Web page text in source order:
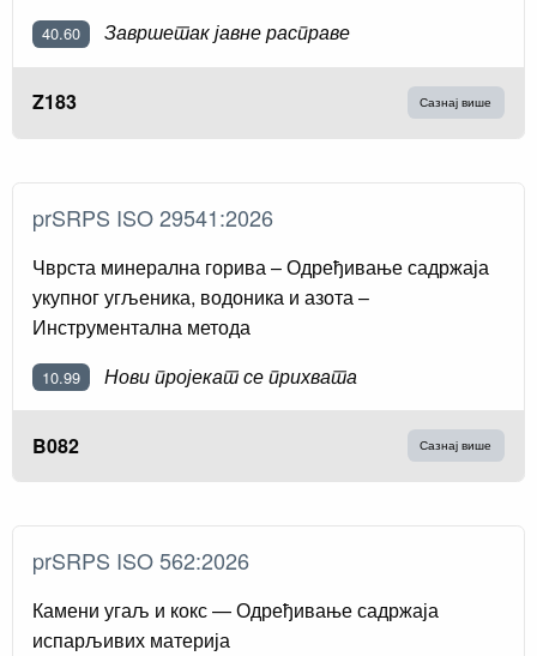
40.60 Завршетак јавне расправе
Z183 Сазнај више
prSRPS ISO 29541:2026
Чврста минерална горива – Одређивање садржаја
укупног угљеника, водоника и азота –
Инструментална метода
10.99 Нови пројекат се прихвата
B082 Сазнај више
prSRPS ISO 562:2026
Камени угаљ и кокс — Одређивање садржаја
испарљивих материја